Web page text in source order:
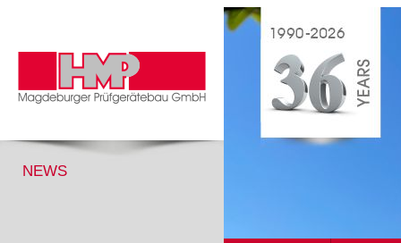
NEWS